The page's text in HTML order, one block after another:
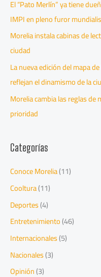
El “Pato Merlín” ya tiene
IMPI en pleno furor
Morelia instala cabinas de
ciudad
La nueva edición del mapa
reflejan el dinamismo de la
Morelia cambia las reglas
prioridad
Categorías
Conoce Morelia(11)
Cooltura(11)
Deportes(4)
Entretenimiento(46)
Internacionales(5)
Nacionales(3)
Opinión(3)